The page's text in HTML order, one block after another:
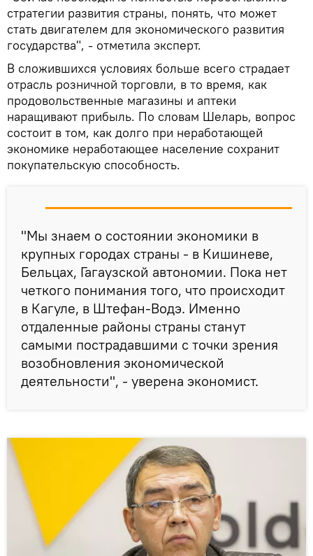
стратегии развития страны, понять, что может
стать двигателем для экономического развития
государства", - отметила эксперт.
В сложившихся условиях больше всего страдает
отрасль розничной торговли, в то время, как
продовольственные магазины и аптеки
наращивают прибыль. По словам Шеларь, вопрос
состоит в том, как долго при неработающей
экономике неработающее население сохранит
покупательскую способность.
"Мы знаем о состоянии экономики в
крупных городах страны - в Кишиневе,
Бельцах, Гагаузской автономии. Пока нет
четкого понимания того, что происходит
в Кагуле, в Штефан-Водэ. Именно
отдаленные районы страны станут
самыми пострадавшими с точки зрения
возобновления экономической
деятельности", - уверена экономист.